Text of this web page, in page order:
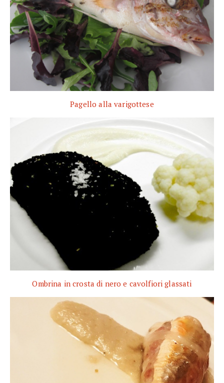
Pagello alla varigottese
Ombrina in crosta di nero e cavolfiori glassati